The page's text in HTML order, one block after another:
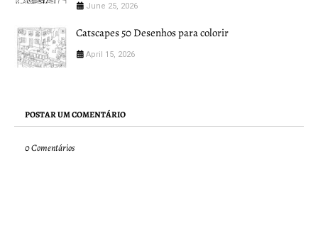
June 25, 2026
Catscapes 50 Desenhos para colorir
April 15, 2026
POSTAR UM COMENTÁRIO
0 Comentários